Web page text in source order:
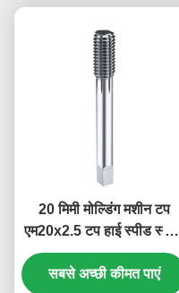
20 मिमी मोल्डिंग मशीन टप
एम20x2.5 टप हाई स्पीड स्टील
लो कार्बन स्टील के लिए
सबसे अच्छी कीमत पाएं